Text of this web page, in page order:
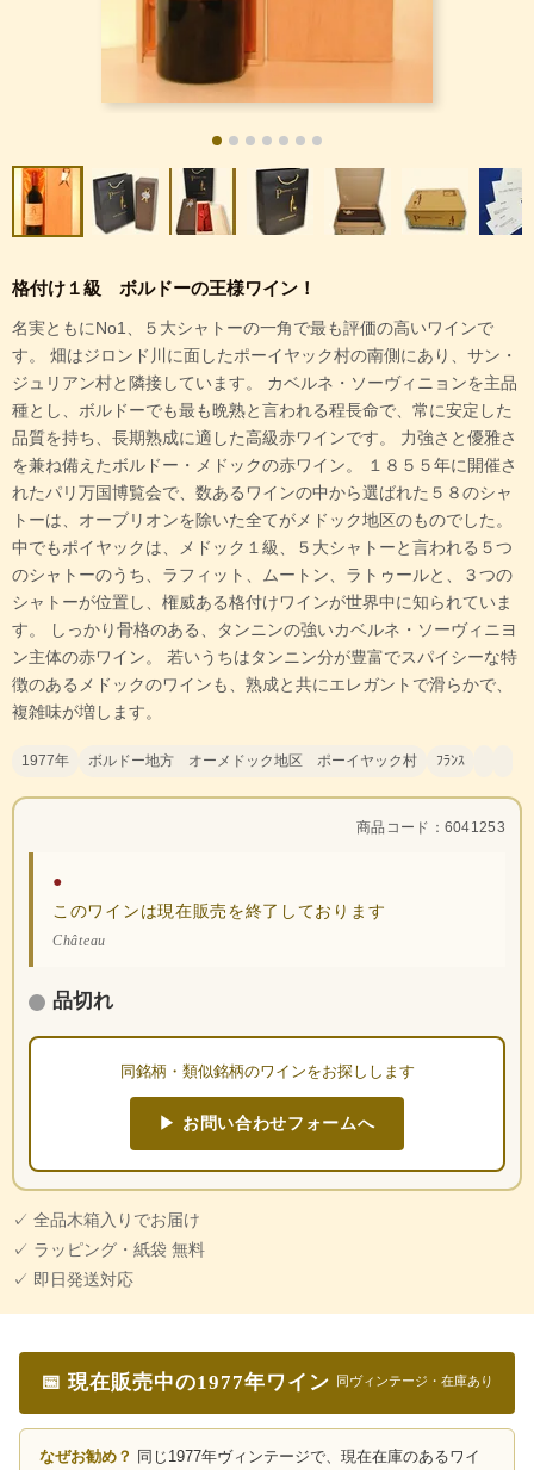
格付け１級 ボルドーの王様ワイン！
名実ともにNo1、５大シャトーの一角で最も評価の高いワインで
す。 畑はジロンド川に面したポーイヤック村の南側にあり、サン・
ジュリアン村と隣接しています。 カベルネ・ソーヴィニョンを主品
種とし、ボルドーでも最も晩熟と言われる程長命で、常に安定した
品質を持ち、長期熟成に適した高級赤ワインです。 力強さと優雅さ
を兼ね備えたボルドー・メドックの赤ワイン。 １８５５年に開催さ
れたパリ万国博覧会で、数あるワインの中から選ばれた５８のシャ
トーは、オーブリオンを除いた全てがメドック地区のものでした。
中でもポイヤックは、メドック１級、５大シャトーと言われる５つ
のシャトーのうち、ラフィット、ムートン、ラトゥールと、３つの
シャトーが位置し、権威ある格付けワインが世界中に知られていま
す。 しっかり骨格のある、タンニンの強いカベルネ・ソーヴィニヨ
ン主体の赤ワイン。 若いうちはタンニン分が豊富でスパイシーな特
徴のあるメドックのワインも、熟成と共にエレガントで滑らかで、
複雑味が増します。
1977年 ボルドー地方 オーメドック地区 ポーイヤック村 ﾌﾗﾝｽ
商品コード：6041253
●
このワインは現在販売を終了しております
Château
品切れ
同銘柄・類似銘柄のワインをお探しします
▶ お問い合わせフォームへ
✓ 全品木箱入りでお届け
✓ ラッピング・紙袋 無料
✓ 即日発送対応
📅 現在販売中の1977年ワイン 同ヴィンテージ・在庫あり
なぜお勧め？ 同じ1977年ヴィンテージで、現在在庫のあるワイ